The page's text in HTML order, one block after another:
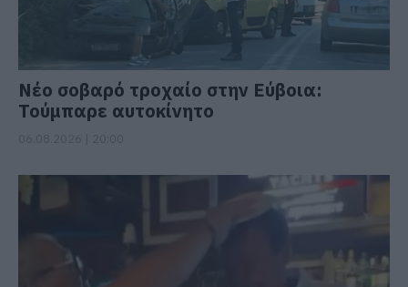
Νέο σοβαρό τροχαίο στην Εύβοια:
Τούμπαρε αυτοκίνητο